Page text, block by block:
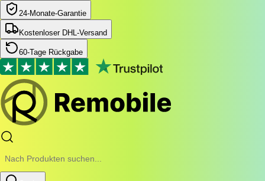
24‑Monate‑Garantie
Kostenloser DHL-Versand
60-Tage Rückgabe